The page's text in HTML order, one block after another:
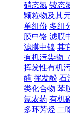
硝态氮 铵态
颗粒物及其
单组份 多组
膜中铬 滤膜
滤膜中镍 其
有机污染物
挥发性有机
醛 挥发酚 石
类化合物 苯
氯农药 有机
多环芳烃 二